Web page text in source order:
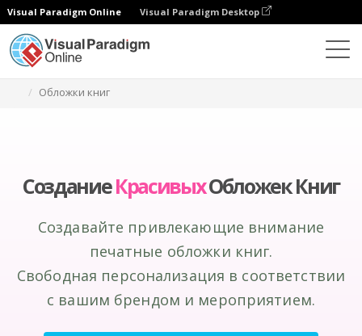
Visual Paradigm Online Visual Paradigm Desktop
Обложки книг
СозданиеКрасивыхОбложек Книг
Создавайте привлекающие внимание
печатные обложки книг.
Свободная персонализация в соответствии
с вашим брендом и мероприятием.